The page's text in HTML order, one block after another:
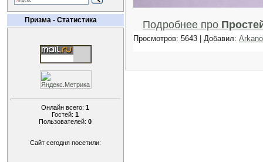
Призма - Статистика
Онлайн всего:1
Гостей:1
Пользователей:0
Сайт сегодня посетили:
Подробнее про
Просмотров: 5643 | Добавил: Arkano